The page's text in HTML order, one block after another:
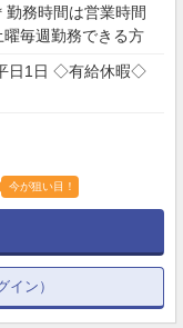
勤務時間は営業時間
毎週勤務できる方
日1日 ◇有給休暇◇
今が狙い目！
イン）